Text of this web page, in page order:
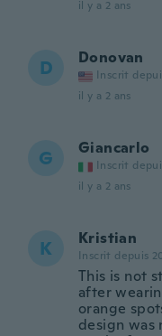
il y a 2 ans
D Donovan
Inscrit
il y a 2 ans
G Giancarlo
Inscrit
il y a 2 ans
K Kristian
Inscrit depuis
This is not
after
orange
design was